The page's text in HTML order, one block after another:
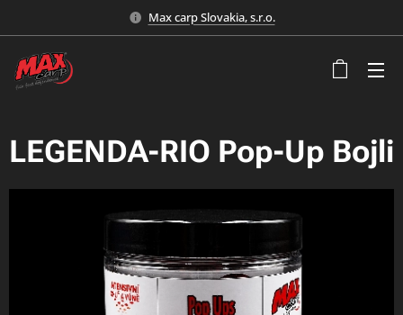
Max carp Slovakia, s.r.o.
LEGENDA-RIO Pop-Up Bojli